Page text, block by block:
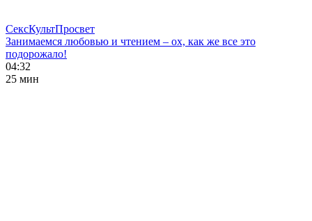
СексКультПросвет
Занимаемся любовью и чтением – ох, как же все это
подорожало!
04:32
25 мин